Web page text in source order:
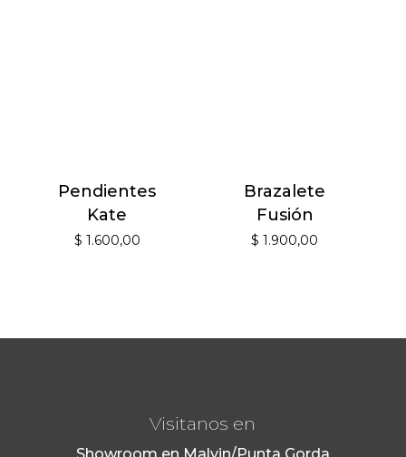
Pendientes
Kate
$ 1.600,00
Brazalete
Fusión
$ 1.900,00
Visitanos en
Showroom en Malvin/Punta Gorda